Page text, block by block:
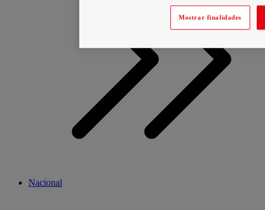
Nacional
Mostrar finalidades